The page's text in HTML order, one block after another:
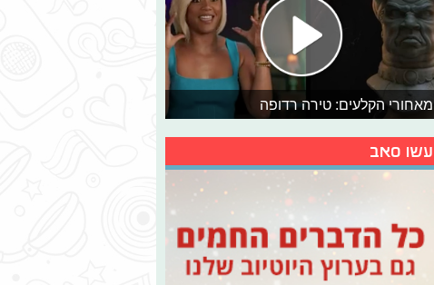
מאחורי הקלעים: טירה רדופה
עשו סאב